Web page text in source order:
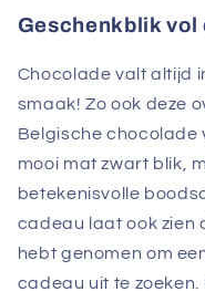
Geschenkblik vol
Chocolade valt altijd
smaak! Zo ook deze
Belgische chocolade
mooi mat zwart blik,
betekenisvolle
cadeau laat ook zien
hebt genomen om
cadeau uit te